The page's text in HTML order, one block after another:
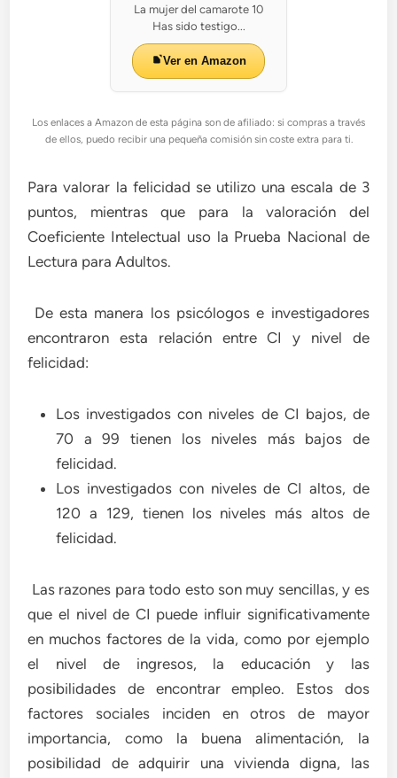
La mujer del camarote 10
Has sido testigo...
Ver en Amazon
Los enlaces a Amazon de esta página son de afiliado: si compras a través
de ellos, puedo recibir una pequeña comisión sin coste extra para ti.
Para valorar la felicidad se utilizo una escala de 3
puntos, mientras que para la valoración del
Coeficiente Intelectual uso la Prueba Nacional de
Lectura para Adultos.
De esta manera los psicólogos e investigadores
encontraron esta relación entre CI y nivel de
felicidad:
Los investigados con niveles de CI bajos, de
70 a 99 tienen los niveles más bajos de
felicidad.
Los investigados con niveles de CI altos, de
120 a 129, tienen los niveles más altos de
felicidad.
Las razones para todo esto son muy sencillas, y es
que el nivel de CI puede influir significativamente
en muchos factores de la vida, como por ejemplo
el nivel de ingresos, la educación y las
posibilidades de encontrar empleo. Estos dos
factores sociales inciden en otros de mayor
importancia, como la buena alimentación, la
posibilidad de adquirir una vivienda digna, las